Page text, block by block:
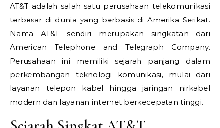
AT&T adalah salah satu perusahaan telekomunikasi
terbesar di dunia yang berbasis di Amerika Serikat.
Nama AT&T sendiri merupakan singkatan dari
American Telephone and Telegraph Company.
Perusahaan ini memiliki sejarah panjang dalam
perkembangan teknologi komunikasi, mulai dari
layanan telepon kabel hingga jaringan nirkabel
modern dan layanan internet berkecepatan tinggi.